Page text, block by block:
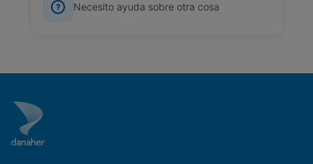
Necesito ayuda sobre otra cosa